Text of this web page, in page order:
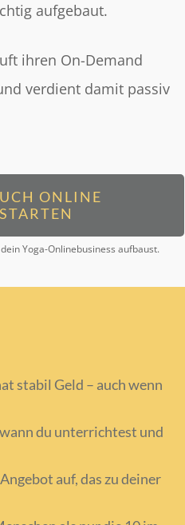
aufgebaut.
ihren On-Demand
verdient damit passiv
ONLINE
Yoga-Onlinebusiness aufbaust.
stabil Geld – auch wenn
du unterrichtest und
auf, das zu deiner